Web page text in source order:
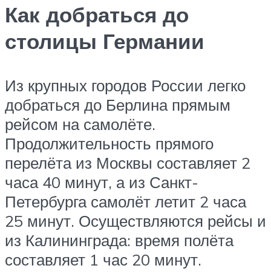
Как добраться до
столицы Германии
Из крупных городов России легко
добраться до Берлина прямым
рейсом на самолёте.
Продолжительность прямого
перелёта из Москвы составляет 2
часа 40 минут, а из Санкт-
Петербурга самолёт летит 2 часа
25 минут. Осуществляются рейсы и
из Калининграда: время полёта
составляет 1 час 20 минут.